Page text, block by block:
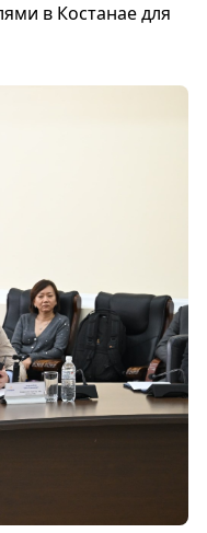
в Костанае для